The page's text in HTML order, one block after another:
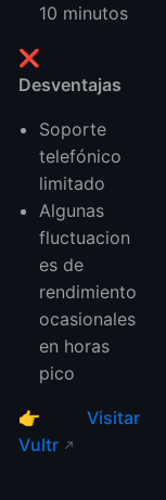
10 minutos
❌
Desventajas
Soporte
telefónico
limitado
Algunas
fluctuacion
es de
rendimiento
ocasionales
en horas
pico
👉 Visitar
Vultr